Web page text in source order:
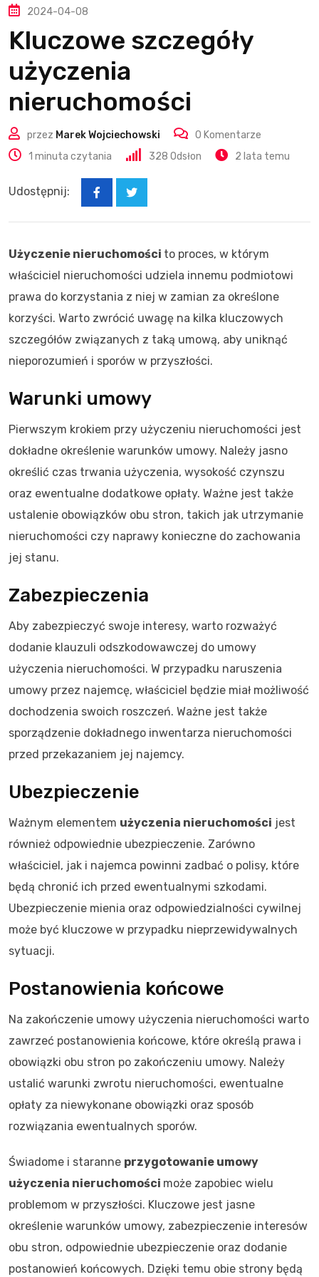
2024-04-08
Kluczowe szczegóły
użyczenia
nieruchomości
przez Marek Wojciechowski 0 Komentarze
1 minuta czytania
328 Odsłon 2 lata temu
Udostępnij:
Użyczenie nieruchomości to proces, w którym
właściciel nieruchomości udziela innemu podmiotowi
prawa do korzystania z niej w zamian za określone
korzyści. Warto zwrócić uwagę na kilka kluczowych
szczegółów związanych z taką umową, aby uniknąć
nieporozumień i sporów w przyszłości.
Warunki umowy
Pierwszym krokiem przy użyczeniu nieruchomości jest
dokładne określenie warunków umowy. Należy jasno
określić czas trwania użyczenia, wysokość czynszu
oraz ewentualne dodatkowe opłaty. Ważne jest także
ustalenie obowiązków obu stron, takich jak utrzymanie
nieruchomości czy naprawy konieczne do zachowania
jej stanu.
Zabezpieczenia
Aby zabezpieczyć swoje interesy, warto rozważyć
dodanie klauzuli odszkodowawczej do umowy
użyczenia nieruchomości. W przypadku naruszenia
umowy przez najemcę, właściciel będzie miał możliwość
dochodzenia swoich roszczeń. Ważne jest także
sporządzenie dokładnego inwentarza nieruchomości
przed przekazaniem jej najemcy.
Ubezpieczenie
Ważnym elementem użyczenia nieruchomości jest
również odpowiednie ubezpieczenie. Zarówno
właściciel, jak i najemca powinni zadbać o polisy, które
będą chronić ich przed ewentualnymi szkodami.
Ubezpieczenie mienia oraz odpowiedzialności cywilnej
może być kluczowe w przypadku nieprzewidywalnych
sytuacji.
Postanowienia końcowe
Na zakończenie umowy użyczenia nieruchomości warto
zawrzeć postanowienia końcowe, które określą prawa i
obowiązki obu stron po zakończeniu umowy. Należy
ustalić warunki zwrotu nieruchomości, ewentualne
opłaty za niewykonane obowiązki oraz sposób
rozwiązania ewentualnych sporów.
Świadome i staranne przygotowanie umowy
użyczenia nieruchomości może zapobiec wielu
problemom w przyszłości. Kluczowe jest jasne
określenie warunków umowy, zabezpieczenie interesów
obu stron, odpowiednie ubezpieczenie oraz dodanie
postanowień końcowych. Dzięki temu obie strony będą